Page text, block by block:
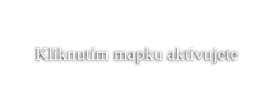
Kliknutím mapku aktivujete